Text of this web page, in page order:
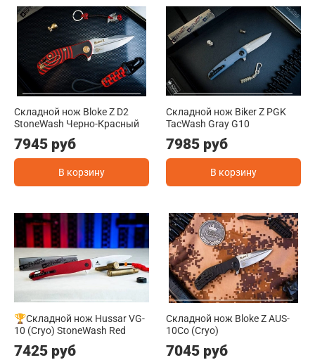
Складной нож Bloke Z D2
StoneWash Черно-Красный
7945 руб
В корзину
Складной нож Biker Z PGK
TacWash Gray G10
7985 руб
В корзину
🏆Складной нож Hussar VG-
10 (Cryo) StoneWash Red
7425 руб
Складной нож Bloke Z AUS-
10Co (Cryo)
7045 руб